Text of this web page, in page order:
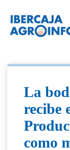
La
recibe
como